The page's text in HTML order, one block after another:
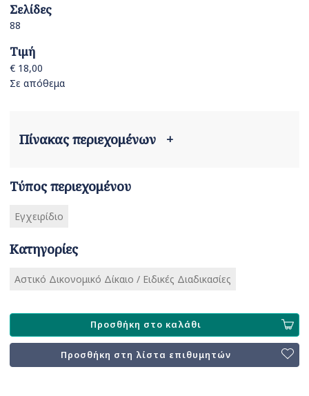
Σελίδες
88
Τιμή
€ 18,00
Σε απόθεμα
Πίνακας περιεχομένων +
Τύπος περιεχομένου
Εγχειρίδιο
Κατηγορίες
Αστικό Δικονομικό Δίκαιο / Ειδικές Διαδικασίες
Προσθήκη στο καλάθι
Προσθήκη στη λίστα επιθυμητών